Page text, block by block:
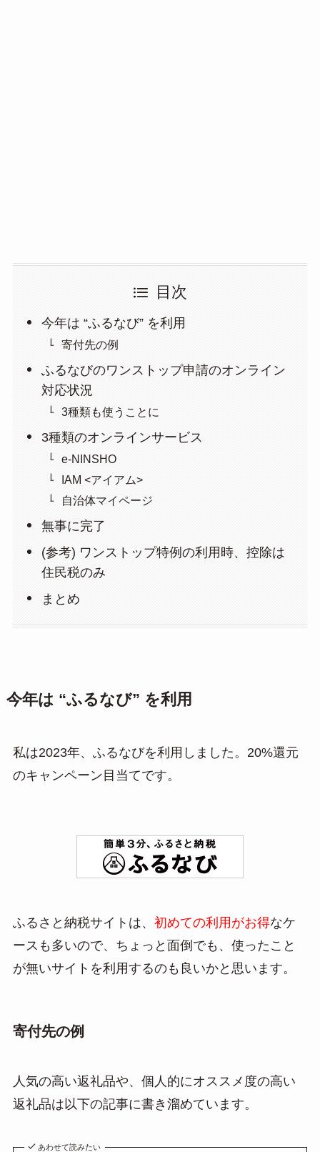
目次
今年は “ふるなび” を利用
寄付先の例
ふるなびのワンストップ申請のオンライン
対応状況
3種類も使うことに
3種類のオンラインサービス
e-NINSHO
IAM <アイアム>
自治体マイページ
無事に完了
(参考) ワンストップ特例の利用時、控除は
住民税のみ
まとめ
今年は “ふるなび” を利用
私は2023年、ふるなびを利用しました。20%還元
のキャンペーン目当てです。
ふるさと納税サイトは、 初めての利用がお得なケ
ースも多いので、ちょっと面倒でも、使ったこと
が無いサイトを利用するのも良いかと思います。
寄付先の例
人気の高い返礼品や、個人的にオススメ度の高い
返礼品は以下の記事に書き溜めています。
あわせて読みたい